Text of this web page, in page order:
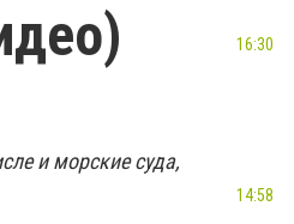
и морские суда,
16:30
14:58